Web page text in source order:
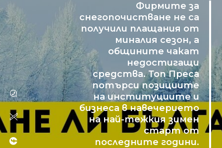
Фирмите за
снегопочистване не са
получили плащания от
миналия сезон, а
общините чакат
недостигащи
средства. Топ Преса
потърси позициите
на институциите и
бизнеса в навечерието
на най-тежкия зимен
старт от
последните години.